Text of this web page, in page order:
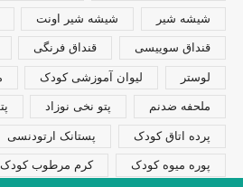
شیشه شیر شیشه شیر اونت
قنداق سوییسی قنداق فرنگی
لوستر لیوان آموزشی کودک
ملحفه ضدنم پتو نخی نوزاد
پرده اتاق کودک پستانک ارتودنسی
پوره میوه کودک کرم مرطوب کودک